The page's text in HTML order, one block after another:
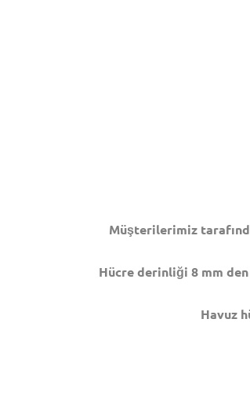
Müşterilerimiz
Hücre derinliği 8 mm
Havuz